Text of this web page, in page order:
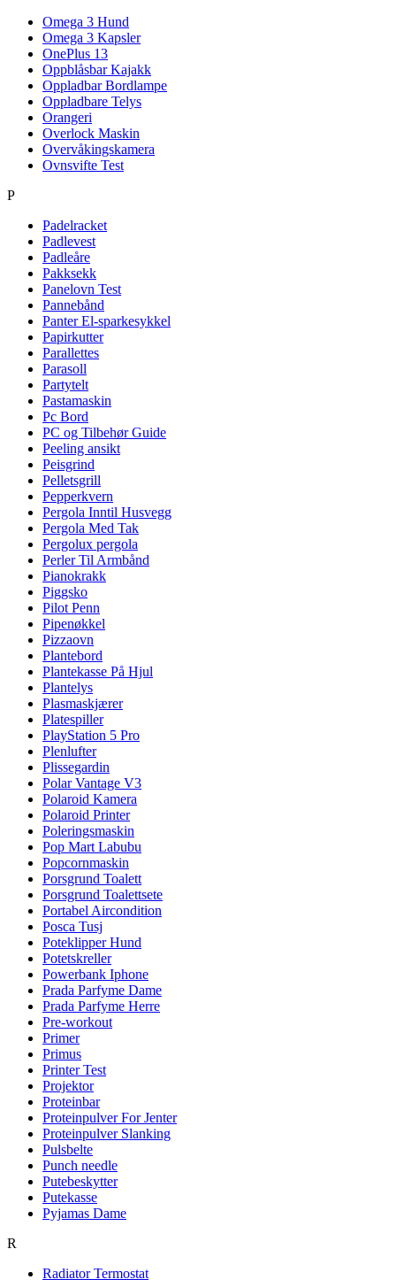
Omega 3 Hund
Omega 3 Kapsler
OnePlus 13
Oppblåsbar Kajakk
Oppladbar Bordlampe
Oppladbare Telys
Orangeri
Overlock Maskin
Overvåkingskamera
Ovnsvifte Test
P
Padelracket
Padlevest
Padleåre
Pakksekk
Panelovn Test
Pannebånd
Panter El-sparkesykkel
Papirkutter
Parallettes
Parasoll
Partytelt
Pastamaskin
Pc Bord
PC og Tilbehør Guide
Peeling ansikt
Peisgrind
Pelletsgrill
Pepperkvern
Pergola Inntil Husvegg
Pergola Med Tak
Pergolux pergola
Perler Til Armbånd
Pianokrakk
Piggsko
Pilot Penn
Pipenøkkel
Pizzaovn
Plantebord
Plantekasse På Hjul
Plantelys
Plasmaskjærer
Platespiller
PlayStation 5 Pro
Plenlufter
Plissegardin
Polar Vantage V3
Polaroid Kamera
Polaroid Printer
Poleringsmaskin
Pop Mart Labubu
Popcornmaskin
Porsgrund Toalett
Porsgrund Toalettsete
Portabel Aircondition
Posca Tusj
Poteklipper Hund
Potetskreller
Powerbank Iphone
Prada Parfyme Dame
Prada Parfyme Herre
Pre-workout
Primer
Primus
Printer Test
Projektor
Proteinbar
Proteinpulver For Jenter
Proteinpulver Slanking
Pulsbelte
Punch needle
Putebeskytter
Putekasse
Pyjamas Dame
R
Radiator Termostat